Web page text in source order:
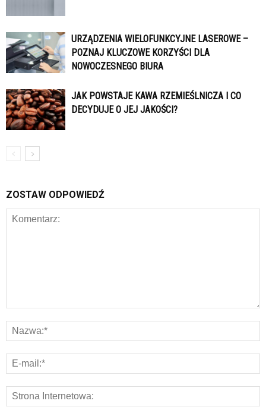
URZĄDZENIA WIELOFUNKCYJNE LASEROWE –
POZNAJ KLUCZOWE KORZYŚCI DLA
NOWOCZESNEGO BIURA
JAK POWSTAJE KAWA RZEMIEŚLNICZA I CO
DECYDUJE O JEJ JAKOŚCI?
ZOSTAW ODPOWIEDŹ